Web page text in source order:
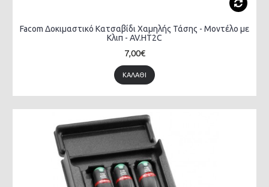
Facom Δοκιμαστικό Κατσαβίδι Χαμηλής Τάσης - Μοντέλο με
Κλιπ - AV.HT2C
7,00€
ΚΑΛΆΘΙ